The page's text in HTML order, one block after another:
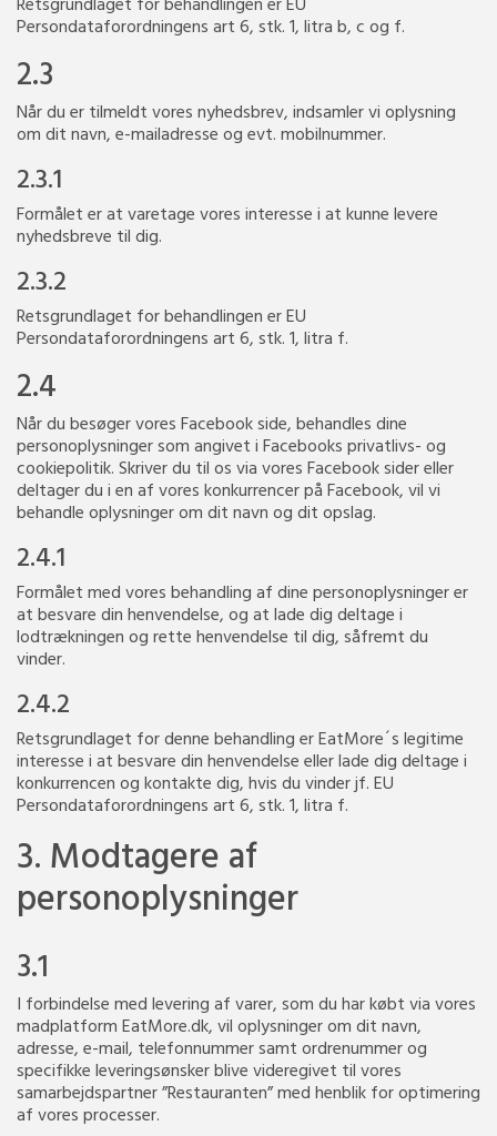
Persondataforordningens art 6, stk. 1, litra b, c og f.
2.3
Når du er tilmeldt vores nyhedsbrev, indsamler vi oplysning
om dit navn, e-mailadresse og evt. mobilnummer.
2.3.1
Formålet er at varetage vores interesse i at kunne levere
nyhedsbreve til dig.
2.3.2
Retsgrundlaget for behandlingen er EU
Persondataforordningens art 6, stk. 1, litra f.
2.4
Når du besøger vores Facebook side, behandles dine
personoplysninger som angivet i Facebooks privatlivs- og
cookiepolitik. Skriver du til os via vores Facebook sider eller
deltager du i en af vores konkurrencer på Facebook, vil vi
behandle oplysninger om dit navn og dit opslag.
2.4.1
Formålet med vores behandling af dine personoplysninger er
at besvare din henvendelse, og at lade dig deltage i
lodtrækningen og rette henvendelse til dig, såfremt du
vinder.
2.4.2
Retsgrundlaget for denne behandling er EatMore´s legitime
interesse i at besvare din henvendelse eller lade dig deltage i
konkurrencen og kontakte dig, hvis du vinder jf. EU
Persondataforordningens art 6, stk. 1, litra f.
3. Modtagere af
personoplysninger
3.1
I forbindelse med levering af varer, som du har købt via vores
madplatform EatMore.dk, vil oplysninger om dit navn,
adresse, e-mail, telefonnummer samt ordrenummer og
specifikke leveringsønsker blive videregivet til vores
samarbejdspartner ”Restauranten” med henblik for optimering
af vores processer.